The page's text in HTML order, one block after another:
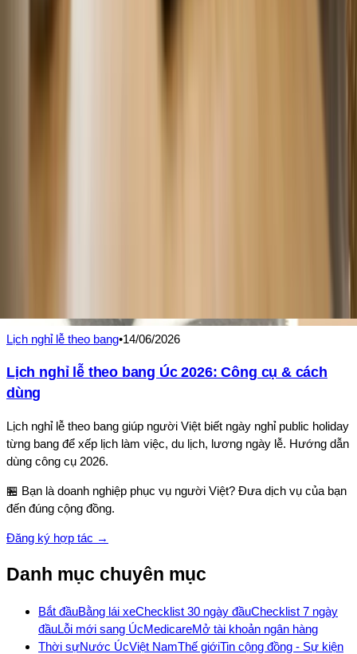
Lịch nghỉ lễ theo bang•14/06/2026
Lịch nghỉ lễ theo bang Úc 2026: Công cụ & cách
dùng
Lịch nghỉ lễ theo bang giúp người Việt biết ngày nghỉ public holiday
từng bang để xếp lịch làm việc, du lịch, lương ngày lễ. Hướng dẫn
dùng công cụ 2026.
🏪 Bạn là doanh nghiệp phục vụ người Việt? Đưa dịch vụ của bạn
đến đúng cộng đồng.
Đăng ký hợp tác →
Danh mục chuyên mục
Bắt đầuBằng lái xeChecklist 30 ngày đầuChecklist 7 ngày
đầuLỗi mới sang ÚcMedicareMở tài khoản ngân hàng
Thời sựNước ÚcViệt NamThế giớiTin cộng đồng - Sự kiện